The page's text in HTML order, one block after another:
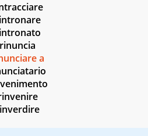
rinuncia
a